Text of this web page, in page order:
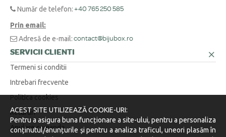
WhatsApp la +40 770 921 356 sau prin email la
Număr de telefon: +40 765 250 585
Prin email:
Adresă de e-mail: contact@bijubox.ro
SERVICII CLIENTI
Termeni si conditii
Intrebari frecvente
Politica cookies
Retururi
Anulare comanda
ACEST SITE UTILIZEAZĂ COOKIE-URI:
Pentru a asigura buna funcționare a site-ului, pentru a personaliza
conținutul/anunțurile și pentru a analiza traficul, uneori plasăm în